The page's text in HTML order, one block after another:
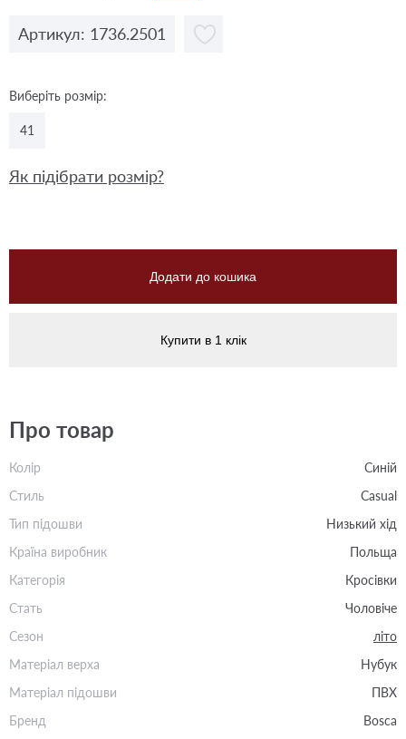
Артикул: 1736.2501
Виберіть розмір:
41
Як підібрати розмір?
Додати до кошика
Купити в 1 клік
Про товар
Колір
Синій
Стиль
Casual
Тип підошви
Низький хід
Країна виробник
Польща
Категорія
Кросівки
Стать
Чоловіче
Сезон
літо
Матеріал верха
Нубук
Матеріал підошви
ПВХ
Бренд
Bosca